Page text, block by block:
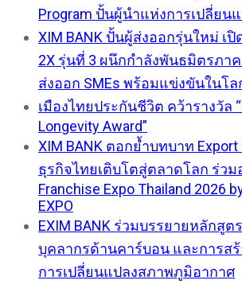
Program ปั้นผู้นำแห่งการเปลี่ยน
XIM BANK ปั้นผู้ส่งออกรุ่นใหม่ เ
2X รุ่นที่ 3 ผนึกกำลังพันธมิตรภา
ส่งออก SMEs พร้อมแข่งขันในโ
เมืองไทยประกันชีวิต คว้ารางวัล
Longevity Award”
XIM BANK ตอกย้ำบทบาท Export
ธุรกิจไทยเติบโตสู่ตลาดโลก ร่ว
Franchise Expo Thailand 2026
EXPO
EXIM BANK ร่วมบรรยายหลักสู
บุคลากรด้านคาร์บอน และการส
การเปลี่ยนแปลงสภาพภูมิอากาศ